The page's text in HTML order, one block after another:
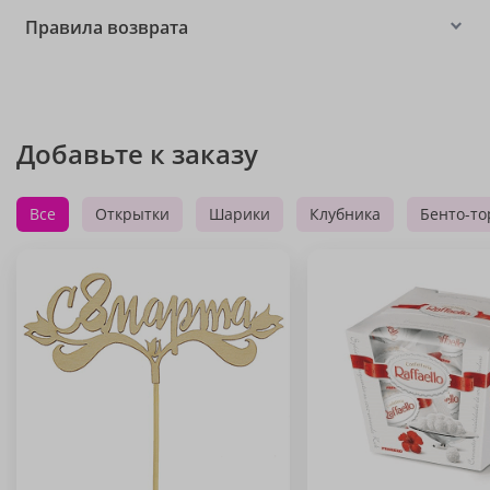
Правила возврата
Добавьте к заказу
Все Открытки Шарики Клубника Бенто-